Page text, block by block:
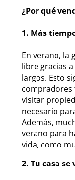
¿Por qué
1. Más
En verano, la
libre gracias
largos. Esto
compradores
visitar
necesario
Además,
verano para
vida, como
2. Tu casa se